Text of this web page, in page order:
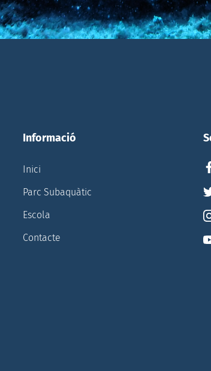
Informació
Inici
Parc Subaquàtic
Escola
Contacte